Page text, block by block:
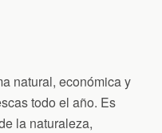
natural, económica y
todo el año. Es
la naturaleza,